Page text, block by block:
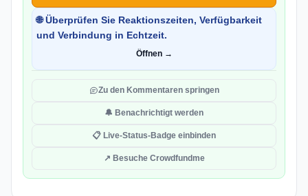
🌐 Überprüfen Sie Reaktionszeiten, Verfügbarkeit
und Verbindung in Echtzeit.
Öffnen →
Zu den Kommentaren springen
🔔 Benachrichtigt werden
📋 Live-Status-Badge einbinden
↗ Besuche Crowdfundme